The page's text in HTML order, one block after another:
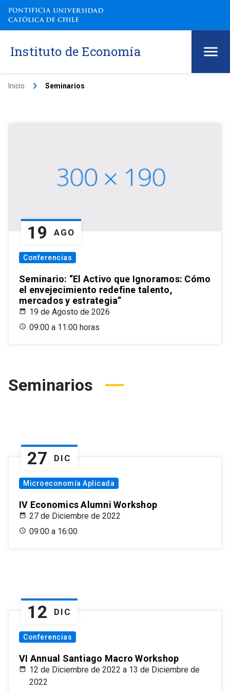
Instituto de Economía
Inicio keyboard_arrow_right Seminarios
19 AGO
Conferencias
Seminario: “El Activo que Ignoramos: Cómo
el envejecimiento redefine talento,
mercados y estrategia”
19 de Agosto de 2026
09:00 a 11:00 horas
Seminarios
27 DIC
Microeconomía Aplicada
IV Economics Alumni Workshop
27 de Diciembre de 2022
09:00 a 16:00
12 DIC
Conferencias
VI Annual Santiago Macro Workshop
12 de Diciembre de 2022 a 13 de Diciembre de
2022